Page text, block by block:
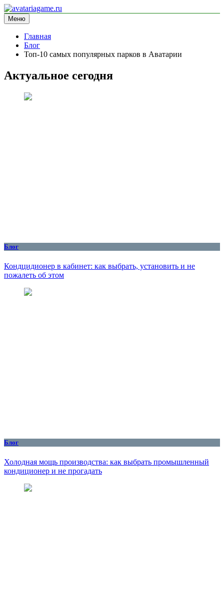
Перейти
к
содержимому
avatariagame.ru
информационный сайт
Меню
Главная
Блог
Топ-10 самых популярных парков в Аватарии
Актуальное сегодня
Блог
Кондцидионер в кабинет: как выбрать, установить и не
пожалеть об этом
Блог
Холодная мощь производства: как выбрать промышленный
кондиционер и не прогадать